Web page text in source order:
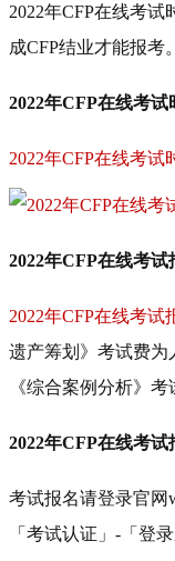
2022年CFP在线考
成CFP结业才能报考。
2022年CFP在线考试
2022年CFP在线考试
2022年CFP在线考试
2022年CFP在线考试
遗产筹划》考试费为
《综合案例分析》
2022年CFP在线考试
考试报名请登录官网
「考试认证」 - 「登